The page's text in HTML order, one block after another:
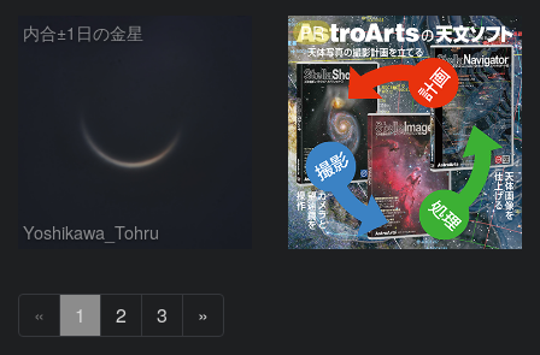
内合±1日の金星
Yoshikawa_Tohru
PR
« 1 2 3 »
へ